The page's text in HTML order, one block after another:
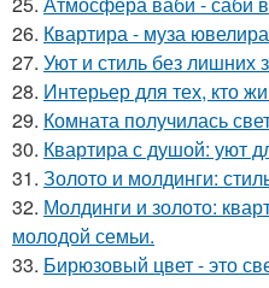
26. Квартира - муза
27. Уют и стиль без лишних
28. Интерьер для тех, кто
29. Комната получилась
30. Квартира с душой: уют
31. Золото и молдинги:
32. Молдинги и золото:
молодой семьи.
33. Бирюзовый цвет - это